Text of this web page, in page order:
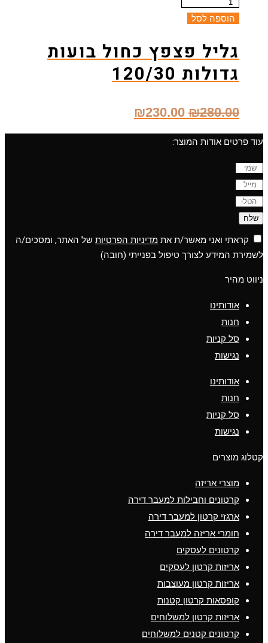
היה:הוספה לסל
גליל פצפץ כחול בועות
גדולות 120/30
₪280.00
המחיר
המקורי
₪230.00
המחיר
הנוכחי
עוד פרטים אודות המוצר:
שלח
קראתי ואני מאשר/ת אתמדיניות הפרטיותשל האתר, ומסכים/ה
לשמירת המידע לצורך טיפול בפנייתי (חובה)
ניווט מהיר
אודותינו
חנות
סל קניות
נגישות
אודותינו
חנות
סל קניות
נגישות
קטלוג מוצרים
מוצרי אריזה
קרטונים וחבילות למעבר דירה
ארגזי קרטון למעבר דירה
חומרי אריזה למעבר דירה
קרטונים לעסקים
אריזות קרטון לעסקים
אריזות קרטון מעוצבות
קופסאות קרטון קטנות
אריזות קרטון למשלוחים
קרטונים קטנים למשלוחים